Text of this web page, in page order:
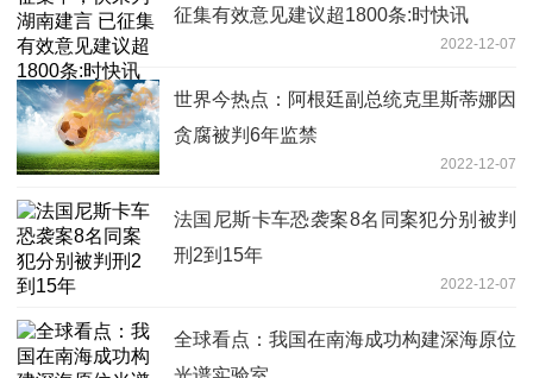
征集有效意见建议超1800条:时快讯
2022-12-07
世界今热点：阿根廷副总统克里斯蒂娜因
贪腐被判6年监禁
2022-12-07
法国尼斯卡车恐袭案8名同案犯分别被判
刑2到15年
2022-12-07
全球看点：我国在南海成功构建深海原位